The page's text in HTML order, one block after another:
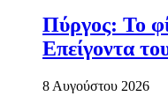
Πύργος: Το
Επείγοντα
8 Αυγούστου 2026